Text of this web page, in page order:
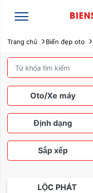
Trang chủ Biển đẹp oto
Oto/Xe máy
Xe máy Ô tô
Định dạng
Sắp xếp
LỘC PHÁT